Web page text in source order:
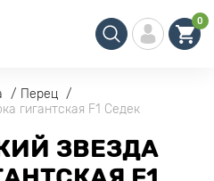
0
Перец
гигантская F1 Седек
ЗВЕЗДА